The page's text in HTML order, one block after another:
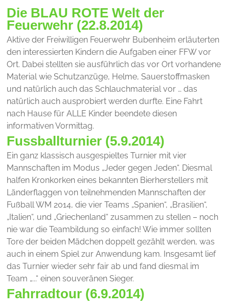
Die BLAU ROTE Welt der
Feuerwehr (22.8.2014)
Aktive der Freiwilligen Feuerwehr Bubenheim erläuterten
den interessierten Kindern die Aufgaben einer FFW vor
Ort. Dabei stellten sie ausführlich das vor Ort vorhandene
Material wie Schutzanzüge, Helme, Sauerstoffmasken
und natürlich auch das Schlauchmaterial vor … das
natürlich auch ausprobiert werden durfte. Eine Fahrt
nach Hause für ALLE Kinder beendete diesen
informativen Vormittag.
Fussballturnier (5.9.2014)
Ein ganz klassisch ausgespieltes Turnier mit vier
Mannschaften im Modus „Jeder gegen Jeden“. Diesmal
halfen Kronkorken eines bekannten Bierherstellers mit
Länderflaggen von teilnehmenden Mannschaften der
Fußball WM 2014, die vier Teams „Spanien“, „Brasilien“,
„Italien“, und „Griechenland“ zusammen zu stellen – noch
nie war die Teambildung so einfach! Wie immer sollten
Tore der beiden Mädchen doppelt gezählt werden, was
auch in einem Spiel zur Anwendung kam. Insgesamt lief
das Turnier wieder sehr fair ab und fand diesmal im
Team „...“ einen souveränen Sieger.
Fahrradtour (6.9.2014)